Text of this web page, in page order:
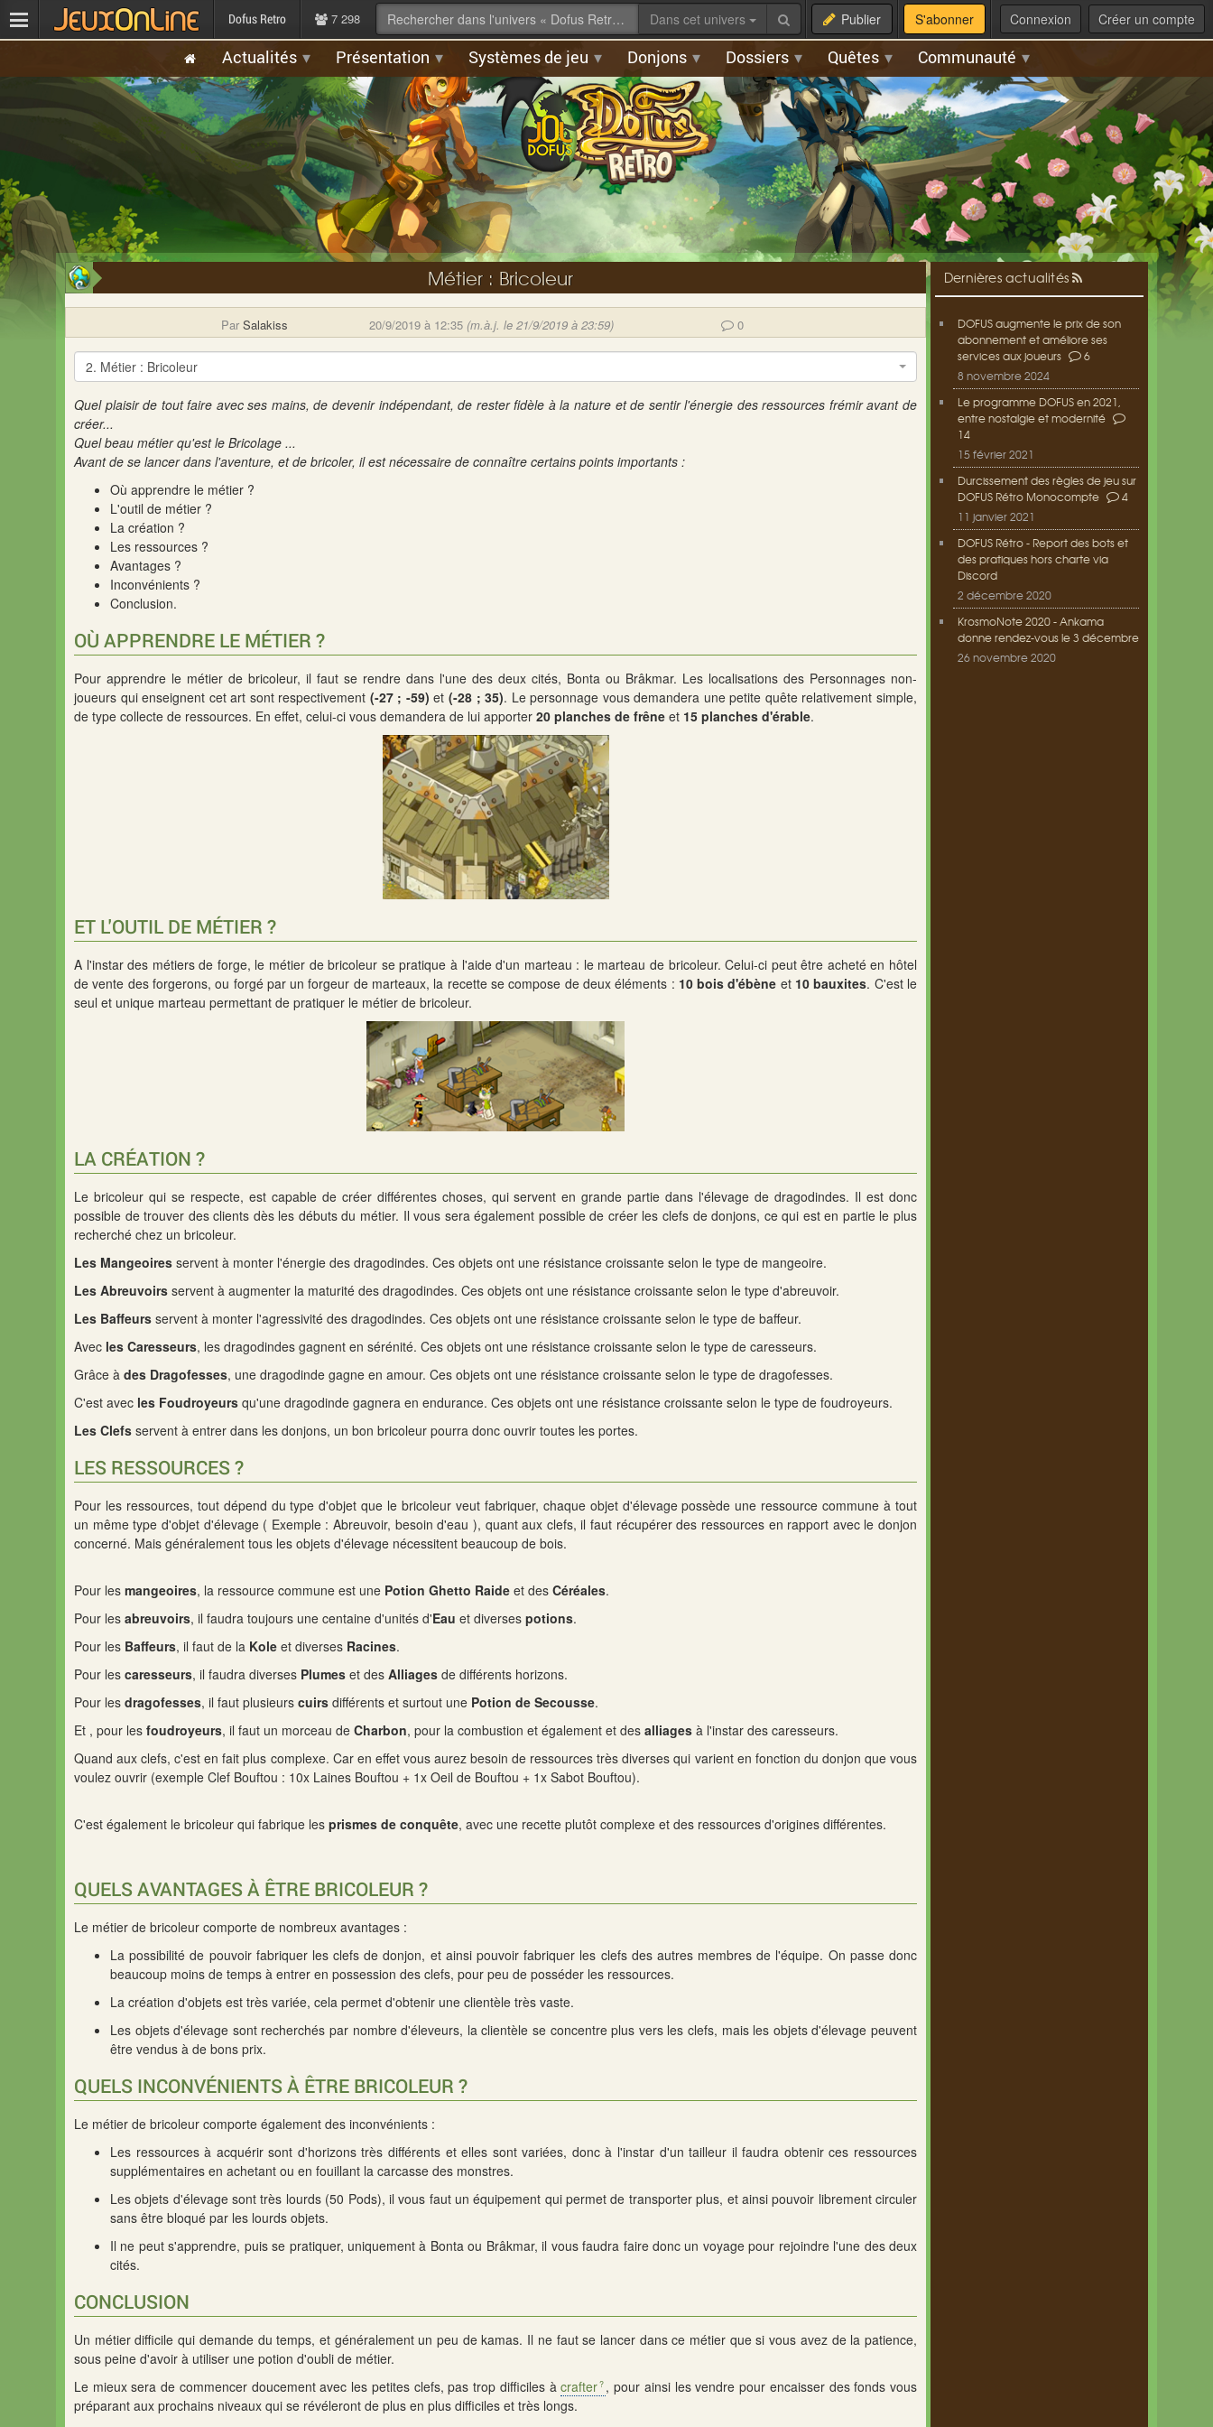
Dofus Retro 7 298 Dans cet univers Publier S'abonner Connexion Créer un compte
Actualités Présentation Systèmes de jeu Donjons Dossiers Quêtes Communauté
Métier : Bricoleur
Par Salakiss 20/9/2019 à 12:35 (m.à.j. le 21/9/2019 à 23:59) 0
2. Métier : Bricoleur
Quel plaisir de tout faire avec ses mains, de devenir indépendant, de rester fidèle à la nature et de sentir l'énergie des ressources frémir avant de
créer...
Quel beau métier qu'est le Bricolage ...
Avant de se lancer dans l'aventure, et de bricoler, il est nécessaire de connaître certains points importants :
Où apprendre le métier ?
L'outil de métier ?
La création ?
Les ressources ?
Avantages ?
Inconvénients ?
Conclusion.
OÙ APPRENDRE LE MÉTIER ?
Pour apprendre le métier de bricoleur, il faut se rendre dans l'une des deux cités, Bonta ou Brâkmar. Les localisations des Personnages non-
joueurs qui enseignent cet art sont respectivement (-27 ; -59) et(-28 ; 35). Le personnage vous demandera une petite quête relativement simple,
de type collecte de ressources. En effet, celui-ci vous demandera de lui apporter 20 planches de frêne et 15 planches d'érable.
ET L'OUTIL DE MÉTIER ?
A l'instar des métiers de forge, le métier de bricoleur se pratique à l'aide d'un marteau : le marteau de bricoleur. Celui-ci peut être acheté en hôtel
de vente des forgerons, ou forgé par un forgeur de marteaux, la recette se compose de deux éléments : 10 bois d'ébène et 10 bauxites. C'est le
seul et unique marteau permettant de pratiquer le métier de bricoleur.
LA CRÉATION ?
Le bricoleur qui se respecte, est capable de créer différentes choses, qui servent en grande partie dans l'élevage de dragodindes. Il est donc
possible de trouver des clients dès les débuts du métier. Il vous sera également possible de créer les clefs de donjons, ce qui est en partie le plus
recherché chez un bricoleur.
Les Mangeoires servent à monter l'énergie des dragodindes. Ces objets ont une résistance croissante selon le type de mangeoire.
Les Abreuvoirs servent à augmenter la maturité des dragodindes. Ces objets ont une résistance croissante selon le type d'abreuvoir.
Les Baffeurs servent à monter l'agressivité des dragodindes. Ces objets ont une résistance croissante selon le type de baffeur.
Avec les Caresseurs, les dragodindes gagnent en sérénité. Ces objets ont une résistance croissante selon le type de caresseurs.
Grâce à des Dragofesses, une dragodinde gagne en amour. Ces objets ont une résistance croissante selon le type de dragofesses.
C'est avec les Foudroyeurs qu'une dragodinde gagnera en endurance. Ces objets ont une résistance croissante selon le type de foudroyeurs.
Les Clefs servent à entrer dans les donjons, un bon bricoleur pourra donc ouvrir toutes les portes.
LES RESSOURCES ?
Pour les ressources, tout dépend du type d'objet que le bricoleur veut fabriquer, chaque objet d'élevage possède une ressource commune à tout
un même type d'objet d'élevage ( Exemple : Abreuvoir, besoin d'eau ), quant aux clefs, il faut récupérer des ressources en rapport avec le donjon
concerné. Mais généralement tous les objets d'élevage nécessitent beaucoup de bois.
Pour les mangeoires, la ressource commune est une Potion Ghetto Raide et des Céréales.
Pour les abreuvoirs, il faudra toujours une centaine d'unités d'Eau et diverses potions.
Pour les Baffeurs, il faut de la Kole et diverses Racines.
Pour les caresseurs, il faudra diverses Plumes et des Alliages de différents horizons.
Pour les dragofesses, il faut plusieurs cuirs différents et surtout une Potion de Secousse.
Et , pour les foudroyeurs, il faut un morceau de Charbon, pour la combustion et également et des alliages à l'instar des caresseurs.
Quand aux clefs, c'est en fait plus complexe. Car en effet vous aurez besoin de ressources très diverses qui varient en fonction du donjon que vous
voulez ouvrir (exemple Clef Bouftou : 10x Laines Bouftou + 1x Oeil de Bouftou + 1x Sabot Bouftou).
C'est également le bricoleur qui fabrique les prismes de conquête, avec une recette plutôt complexe et des ressources d'origines différentes.
QUELS AVANTAGES À ÊTRE BRICOLEUR ?
Le métier de bricoleur comporte de nombreux avantages :
La possibilité de pouvoir fabriquer les clefs de donjon, et ainsi pouvoir fabriquer les clefs des autres membres de l'équipe. On passe donc
beaucoup moins de temps à entrer en possession des clefs, pour peu de posséder les ressources.
La création d'objets est très variée, cela permet d'obtenir une clientèle très vaste.
Les objets d'élevage sont recherchés par nombre d'éleveurs, la clientèle se concentre plus vers les clefs, mais les objets d'élevage peuvent
être vendus à de bons prix.
QUELS INCONVÉNIENTS À ÊTRE BRICOLEUR ?
Le métier de bricoleur comporte également des inconvénients :
Les ressources à acquérir sont d'horizons très différents et elles sont variées, donc à l'instar d'un tailleur il faudra obtenir ces ressources
supplémentaires en achetant ou en fouillant la carcasse des monstres.
Les objets d'élevage sont très lourds (50 Pods), il vous faut un équipement qui permet de transporter plus, et ainsi pouvoir librement circuler
sans être bloqué par les lourds objets.
Il ne peut s'apprendre, puis se pratiquer, uniquement à Bonta ou Brâkmar, il vous faudra faire donc un voyage pour rejoindre l'une des deux
cités.
CONCLUSION
Un métier difficile qui demande du temps, et généralement un peu de kamas. Il ne faut se lancer dans ce métier que si vous avez de la patience,
sous peine d'avoir à utiliser une potion d'oubli de métier.
Le mieux sera de commencer doucement avec les petites clefs, pas trop difficiles àcrafter , pour ainsi les vendre pour encaisser des fonds vous
préparant aux prochains niveaux qui se révéleront de plus en plus difficiles et très longs.
Dernières actualités
DOFUS augmente le prix de son
abonnement et améliore ses
services aux joueurs
6
8 novembre 2024
Le programme DOFUS en 2021,
entre nostalgie et modernité
14
15 février 2021
Durcissement des règles de jeu sur
DOFUS Rétro Monocompte
4
11 janvier 2021
DOFUS Rétro - Report des bots et
des pratiques hors charte via
Discord
2 décembre 2020
KrosmoNote 2020 - Ankama
donne rendez-vous le 3 décembre
26 novembre 2020